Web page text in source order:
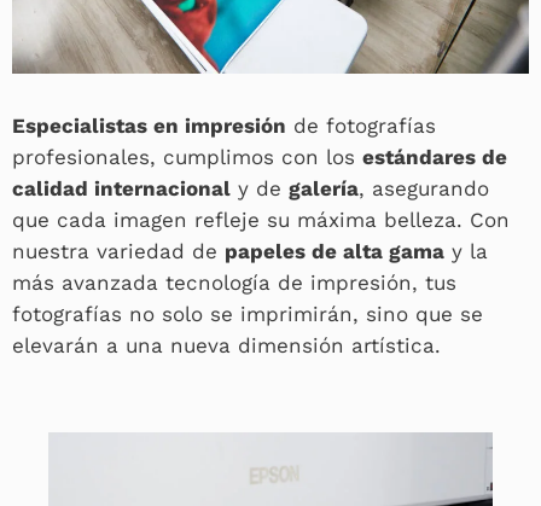
Especialistas en impresión de fotografías
profesionales, cumplimos con los estándares de
calidad internacional y de galería, asegurando
que cada imagen refleje su máxima belleza. Con
nuestra variedad de papeles de alta gama y la
más avanzada tecnología de impresión, tus
fotografías no solo se imprimirán, sino que se
elevarán a una nueva dimensión artística.